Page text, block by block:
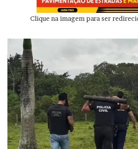
Clique na imagem para ser